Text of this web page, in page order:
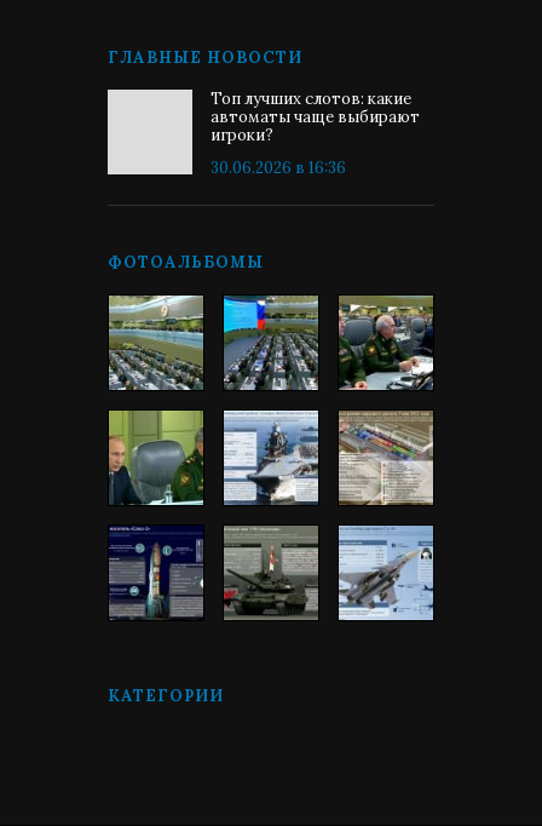
ГЛАВНЫЕ НОВОСТИ
Топ лучших слотов: какие
автоматы чаще выбирают
игроки?
30.06.2026 в 16:36
ФОТОАЛЬБОМЫ
КАТЕГОРИИ